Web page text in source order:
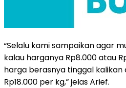
“Selalu kami sampaikan agar
kalau harganya Rp8.000 atau
harga berasnya tinggal kalikan
Rp18.000 per kg,” jelas Arief.